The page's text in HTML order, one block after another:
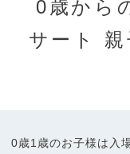
0歳から
サート
0歳1歳のお子様は入